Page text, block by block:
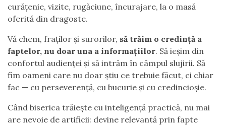
curățenie, vizite, rugăciune, încurajare, la o masă
oferită din dragoste.
Vă chem, fraților și surorilor, să trăim o credință a
faptelor, nu doar una a informațiilor. Să ieșim din
confortul audienței și să intrăm în câmpul slujirii. Să
fim oameni care nu doar știu ce trebuie făcut, ci chiar
fac — cu perseverență, cu bucurie și cu credincioșie.
Când biserica trăiește cu inteligență practică, nu mai
are nevoie de artificii: devine relevantă prin fapte